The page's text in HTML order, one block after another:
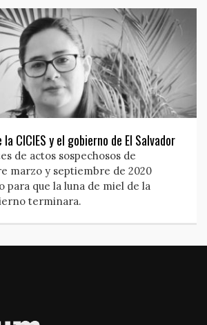
CICIES y el gobierno de El Salvador
de actos sospechosos de
marzo y septiembre de 2020
para que la luna de miel de la
terminara.